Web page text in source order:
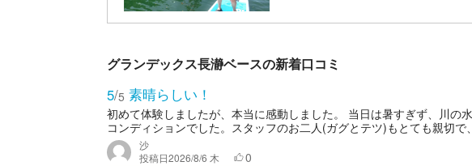
グランデックス長瀞ベースの新着口コミ
5/5 素晴らしい！
初めて体験しましたが、本当に感動しました。 当日は暑すぎず、川の
コンディションでした。スタッフのお二人(ガグとテツ)もとても親切で
沙
投稿日2026/8/6 木 0